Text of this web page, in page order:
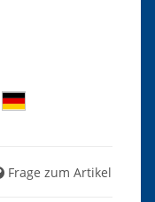
Frage zum Artikel